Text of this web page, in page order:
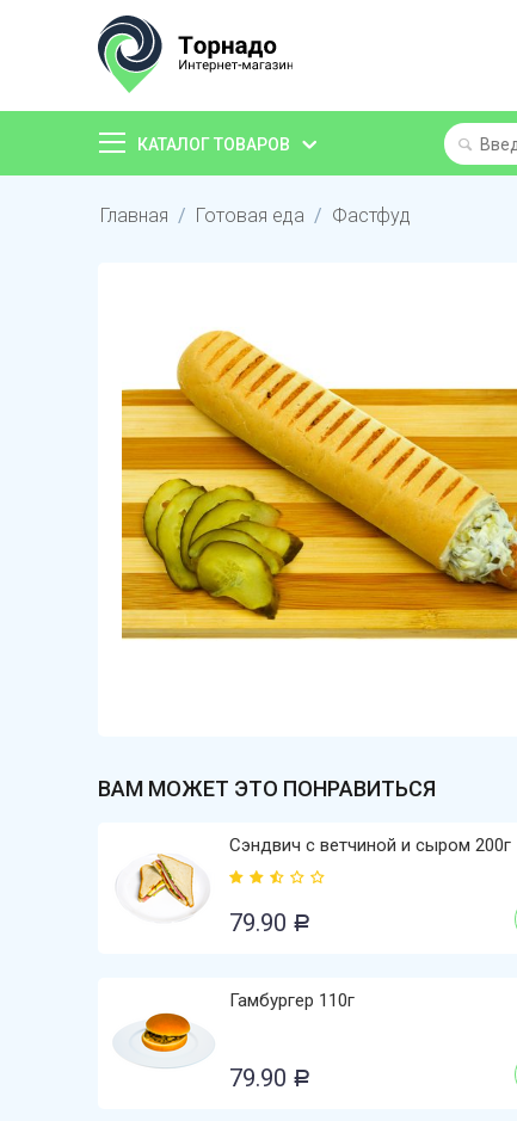
КАТАЛОГ ТОВАРОВ
Главная / Готовая еда / Фастфуд
ВАМ МОЖЕТ ЭТО ПОНРАВИТЬСЯ
Сэндвич с ветчиной и сыром 200г
79.90 Р
Гамбургер 110г
79.90 Р